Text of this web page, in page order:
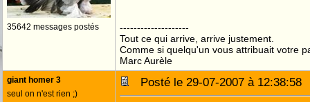
35642 messages postés
--------------------
Tout ce qui arrive, arrive justement.
Comme si quelqu'un vous attribuait votre
Marc Aurèle
giant homer 3
seul on n'est rien ;)
Posté le 29-07-2007 à